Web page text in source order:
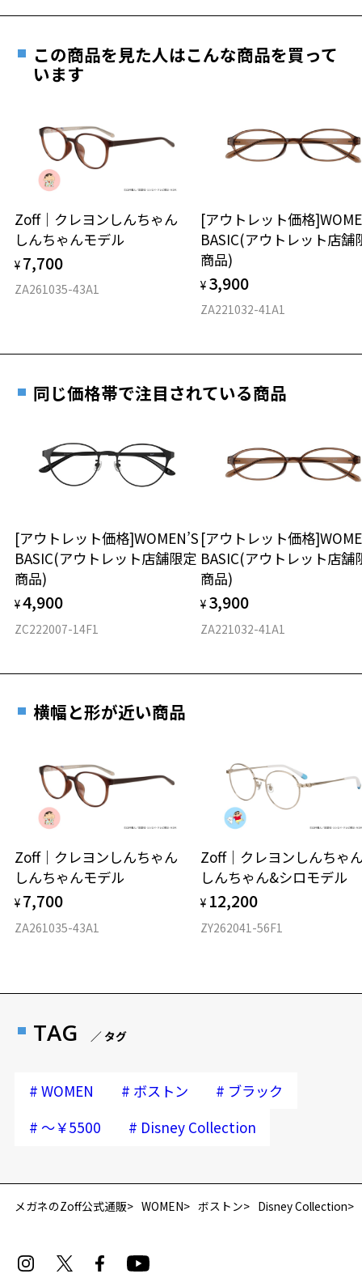
お気に入りリストは こちら
再入荷お知らせメールのお申し込み
お持ちのZoffメガネサイズを確認するには？
仕上がり寸法
D 仕上がりの横幅：約135mm
10.6g
※着脱式サングラス：デモレンズ、アタッチメント込みの重さ
タイプ
材質
フロント素材：French Plastic
安心1 フレーム１年間品質保証
きます。
※保証期間内に交換が行われた場合、保証期間は初期の期間から
延長されません。
安心2 視力測定無料
視力の変化を早めに発見するために、定期的な視
力測定をおすすめいたします。
安心3 かかり具合調整無料
す。
もっと見る
ご希望のお客さまは、「レンズ交換券」をお選びのうえ、
最寄りのZoff実店舗にてレンズをお買い求めください。
※サングラスやパッケージ品では「レンズ交換券」はお選び
談ください。
＜メガネの度数情報がわからない方へ＞
オンラインストアでフレームのみ購入して、
実店舗で度付きにできます
ご購入時に「レンズ交換券」をお選びいただくと、実店舗で
度数を測定のうえ、度付きレンズ（標準セットレンズ）へ無
お近くのZoff実店舗にて度数を測定いただけます（無料）。
その際は記入用紙をダウンロードしてお使いください。
ダウンロード
この商品を見た人はこんな商品を買って
います
Zoff｜クレヨンしんちゃん
しんちゃんモデル
¥ 7,700
ZA261035-43A1
[アウトレット価格
BASIC(アウトレット店舗
商品)
¥ 3,900
ZA221032-41A1
同じ価格帯で注目されている商品
[アウトレット価格]WOMEN’S
BASIC(アウトレット店舗限定
商品)
¥4,900
ZC222007-14F1
[アウトレット価格
BASIC(アウトレット店舗
商品)
¥ 3,900
ZA221032-41A1
横幅と形が近い商品
Zoff｜クレヨンしんちゃん
しんちゃんモデル
¥ 7,700
ZA261035-43A1
Zoff｜クレヨンしんち
しんちゃん&シロモデル
¥ 12,200
ZY262041-56F1
TAG ／ タグ
# WOMEN # ボストン # ブラック
# ～￥5500 # Disney Collection
メガネのZoff公式通販 WOMEN ボストン Disney Collection